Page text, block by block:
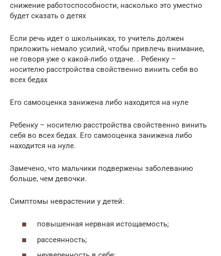
снижение работоспособности, насколько это уместно
будет сказать о детях
Если речь идет о школьниках, то учитель должен
приложить немало усилий, чтобы привлечь внимание,
не говоря уже о какой-либо отдаче. . Ребенку –
носителю расстройства свойственно винить себя во
всех бедах
Его самооценка занижена либо находится на нуле
Ребенку – носителю расстройства свойственно винить
себя во всех бедах. Его самооценка занижена либо
находится на нуле.
Замечено, что мальчики подвержены заболеванию
больше, чем девочки.
Симптомы неврастении у детей:
повышенная нервная истощаемость;
рассеянность;